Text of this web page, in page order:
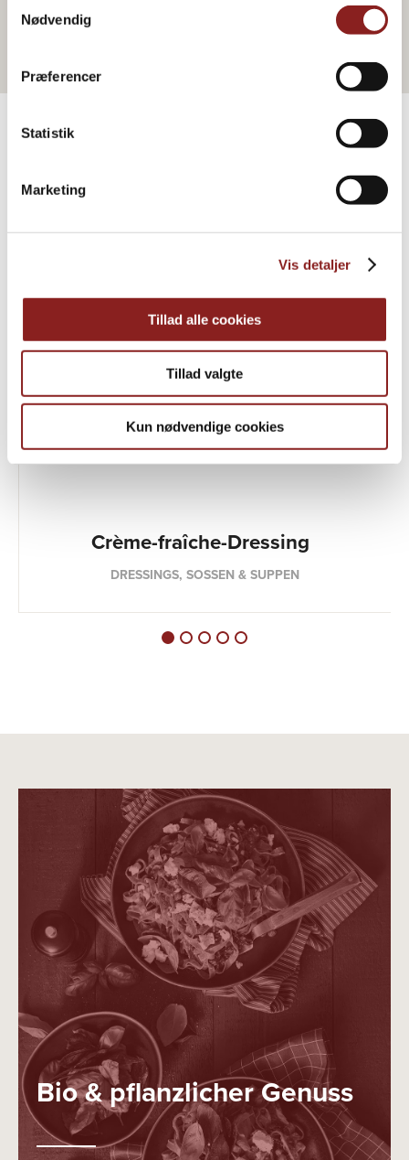
Nødvendig
Præferencer
Statistik
Marketing
Vis detaljer
Tillad alle cookies
Tillad valgte
Kun nødvendige cookies
Weitere Informationen
Crème-fraîche-Dressing
DRESSINGS, SOSSEN & SUPPEN
Bio & pflanzlicher Genuss